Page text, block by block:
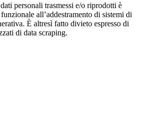
personali trasmessi e/o riprodotti è
all’addestramento di sistemi di
È altresì fatto divieto espresso di
di data scraping.